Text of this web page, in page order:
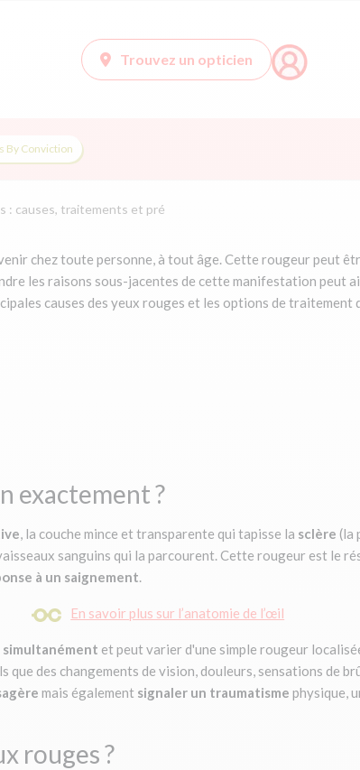
Trouvez un opticien
By Conviction
: causes, traitements et pré
chez toute personne, à tout âge. Cette rougeur peut
les raisons sous-jacentes de cette manifestation peut
causes des yeux rouges et les options de traitement
exactement ?
, la couche mince et transparente qui tapisse la sclère (la
sanguins qui la parcourent. Cette rougeur est le
à un saignement.
En savoir plus sur l’anatomie de l’œil
simultanément et peut varier d'une simple rougeur
que des changements de vision, douleurs, sensations de
mais également signaler un traumatisme physique,
rouges ?